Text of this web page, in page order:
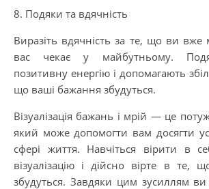
8. Подяки та вдячність
Виразіть вдячність за те, що ви вже
вас чекає у майбутньому.
позитивну енергію і допомагають
що ваші бажання збудуться.
Візуалізація бажань і мрій — це
який може допомогти вам досягти
сфері життя. Навчіться вірити в
візуалізацію і дійсно вірте в те,
збудуться. Завдяки цим зусиллям